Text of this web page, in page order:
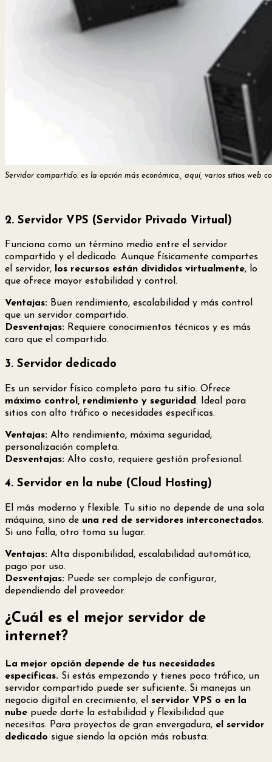
Servidor compartido: es la opción más económica., aquí, varios sitios web
2. Servidor VPS (Servidor Privado Virtual)
Funciona como un término medio entre el servidor
compartido y el dedicado. Aunque físicamente compartes
el servidor, los recursos están divididos virtualmente, lo
que ofrece mayor estabilidad y control.
Ventajas: Buen rendimiento, escalabilidad y más control
que un servidor compartido.
Desventajas: Requiere conocimientos técnicos y es más
caro que el compartido.
3. Servidor dedicado
Es un servidor físico completo para tu sitio. Ofrece
máximo control, rendimiento y seguridad. Ideal para
sitios con alto tráfico o necesidades específicas.
Ventajas: Alto rendimiento, máxima seguridad,
personalización completa.
Desventajas: Alto costo, requiere gestión profesional.
4. Servidor en la nube (Cloud Hosting)
El más moderno y flexible. Tu sitio no depende de una sola
máquina, sino de una red de servidores interconectados.
Si uno falla, otro toma su lugar.
Ventajas: Alta disponibilidad, escalabilidad automática,
pago por uso.
Desventajas: Puede ser complejo de configurar,
dependiendo del proveedor.
¿Cuál es el mejor servidor de
internet?
La mejor opción depende de tus necesidades
específicas. Si estás empezando y tienes poco tráfico, un
servidor compartido puede ser suficiente. Si manejas un
negocio digital en crecimiento, el servidor VPS o en la
nube puede darte la estabilidad y flexibilidad que
necesitas. Para proyectos de gran envergadura, el servidor
dedicado sigue siendo la opción más robusta.